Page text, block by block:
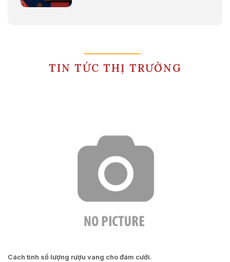
TIN TỨC THỊ TRƯỜNG
Cách tính số lượng rượu vang cho đám cưới.